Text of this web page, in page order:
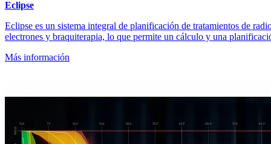
Eclipse
Eclipse es un sistema integral de planificación de tratamientos de
electrones y braquiterapia, lo que permite un cálculo y una
Más información